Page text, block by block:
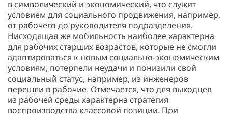
в символический и экономический, что служит
условием для социального продвижения, например,
от рабочего до руководителя подразделения.
Нисходящая же мобильность наиболее характерна
для рабочих старших возрастов, которые не смогли
адаптироваться к новым социально-экономическим
условиям, потерпели неудачи и понизили свой
социальный статус, например, из инженеров
перешли в рабочие. Отмечается, что для выходцев
из рабочей среды характерна стратегия
воспроизводства классовой позиции. При